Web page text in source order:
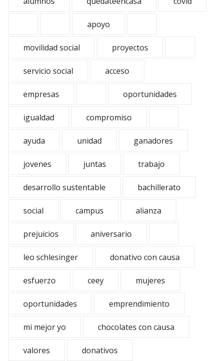
apoyo
movilidad social proyectos
servicio social acceso
empresas oportunidades
igualdad compromiso
ayuda unidad ganadores
jovenes juntas trabajo
desarrollo sustentable bachillerato
social campus alianza
prejuicios aniversario
leo schlesinger donativo con causa
esfuerzo ceey mujeres
oportunidades emprendimiento
mi mejor yo chocolates con causa
valores donativos